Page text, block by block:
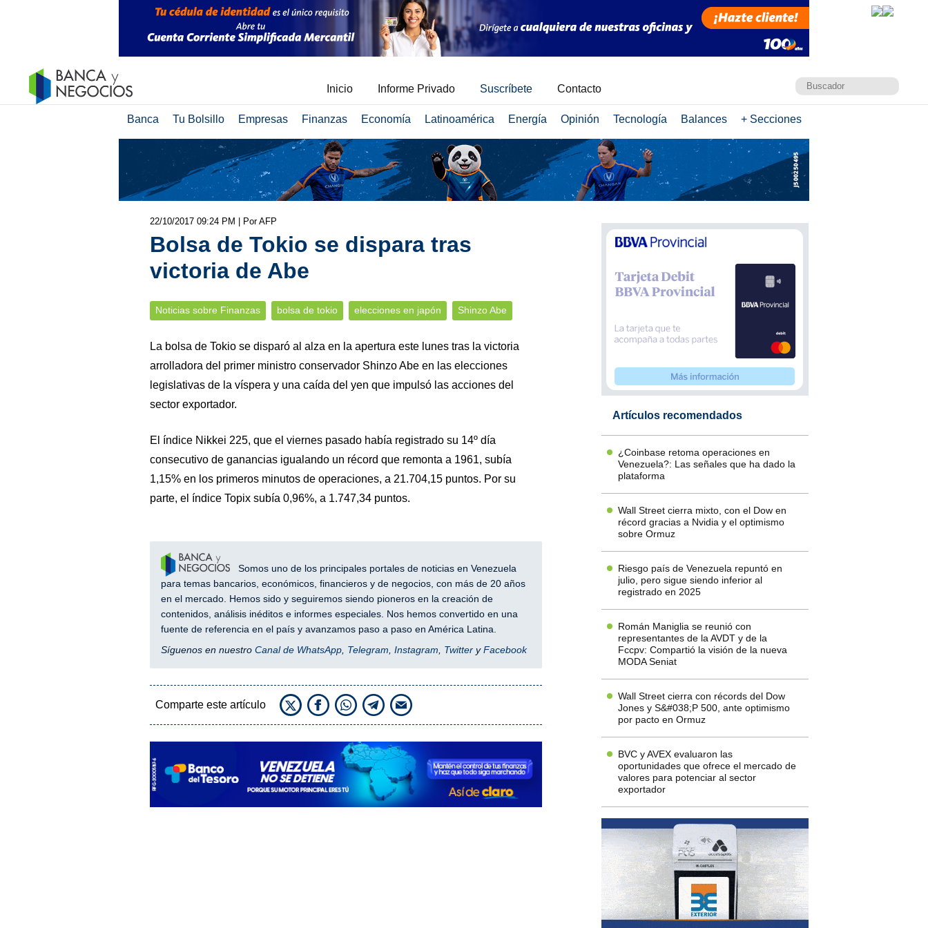
Inicio Informe Privado Suscríbete Contacto
Banca Tu Bolsillo Empresas Finanzas Economía Latinoamérica Energía Opinión Tecnología Balances + Secciones
22/10/2017 09:24 PM | Por AFP
Bolsa de Tokio se dispara tras
victoria de Abe
Noticias sobre Finanzas bolsa de tokio elecciones en japón Shinzo Abe
La bolsa de Tokio se disparó al alza en la apertura este lunes tras la victoria
arrolladora del primer ministro conservador Shinzo Abe en las elecciones
legislativas de la víspera y una caída del yen que impulsó las acciones del
sector exportador.
El índice Nikkei 225, que el viernes pasado había registrado su 14º día
consecutivo de ganancias igualando un récord que remonta a 1961, subía
1,15% en los primeros minutos de operaciones, a 21.704,15 puntos. Por su
parte, el índice Topix subía 0,96%, a 1.747,34 puntos.
Somos uno de los principales portales de noticias en Venezuela
para temas bancarios, económicos, financieros y de negocios, con más de 20 años
en el mercado. Hemos sido y seguiremos siendo pioneros en la creación de
contenidos, análisis inéditos e informes especiales. Nos hemos convertido en una
fuente de referencia en el país y avanzamos paso a paso en América Latina.
Síguenos en nuestro Canal de WhatsApp, Telegram, Instagram, TwitteryFacebook
Comparte este artículo
Artículos recomendados
¿Coinbase retoma operaciones en
Venezuela?: Las señales que ha dado la
plataforma
Wall Street cierra mixto, con el Dow en
récord gracias a Nvidia y el optimismo
sobre Ormuz
Riesgo país de Venezuela repuntó en
julio, pero sigue siendo inferior al
registrado en 2025
Román Maniglia se reunió con
representantes de la AVDT y de la
Fccpv: Compartió la visión de la nueva
MODA Seniat
Wall Street cierra con récords del Dow
Jones y S&#038;P 500, ante optimismo
por pacto en Ormuz
BVC y AVEX evaluaron las
oportunidades que ofrece el mercado de
valores para potenciar al sector
exportador